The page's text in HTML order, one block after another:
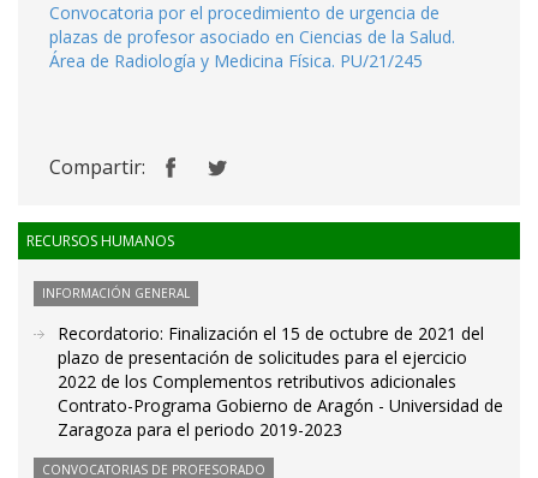
Convocatoria por el procedimiento de urgencia de
plazas de profesor asociado en Ciencias de la Salud.
Área de Radiología y Medicina Física. PU/21/245
Compartir:
RECURSOS HUMANOS
INFORMACIÓN GENERAL
Recordatorio: Finalización el 15 de octubre de 2021 del
plazo de presentación de solicitudes para el ejercicio
2022 de los Complementos retributivos adicionales
Contrato-Programa Gobierno de Aragón - Universidad de
Zaragoza para el periodo 2019-2023
CONVOCATORIAS DE PROFESORADO